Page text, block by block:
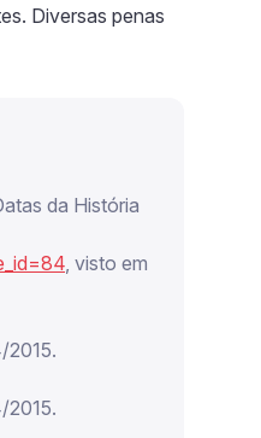
Diversas penas
da História
, visto em
2015.
2015.